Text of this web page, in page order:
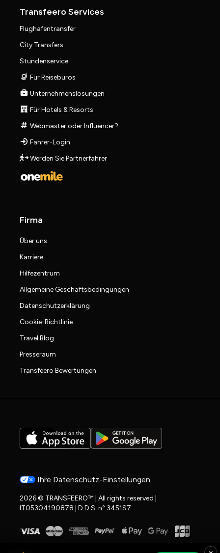
Transfeero Services
Flughafentransfer
City Transfers
Stundenservice
Für Reisebüros
Unternehmenslösungen
Für Hotels & Resorts
Webmaster oder Influencer?
Fahrer-Login
Werden Sie Partnerfahrer
Firma
Über uns
Karriere
Hilfezentrum
Allgemeine Geschäftsbedingungen
Datenschutzerklärung
Cookie-Richtlinie
Travel Blog
Presseraum
Transfeero Bewertungen
Ihre Datenschutz-Einstellungen
2026 © TRANSFEERO™ | All rights reserved |
IT05304190878 | D.D.S. n° 3451S7